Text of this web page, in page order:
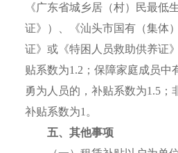
《广东省城乡居（村）民最低
证》）、《汕头市国有（集体
证》或《特困人员救助供养证
贴系数为1.2；保障家庭成员中
勇为人员的，补贴系数为1.5；
补贴系数为1。
五、其他事项